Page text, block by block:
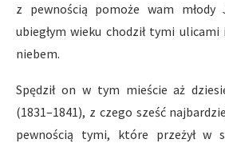
z pewnością pomoże wam
ubiegłym wieku chodził tymi
niebem.
Spędził on w tym mieście aż
(1831–1841), z czego sześć
pewnością tymi, które przeżył w